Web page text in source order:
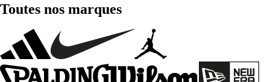
Toutes nos marques